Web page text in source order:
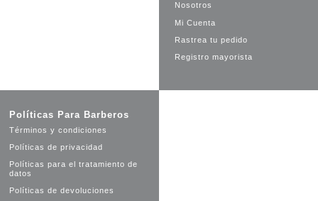
Nosotros
Mi Cuenta
Rastrea tu pedido
Registro mayorista
Políticas Para Barberos
Términos y condiciones
Políticas de privacidad
Políticas para el tratamiento de
datos
Políticas de devoluciones